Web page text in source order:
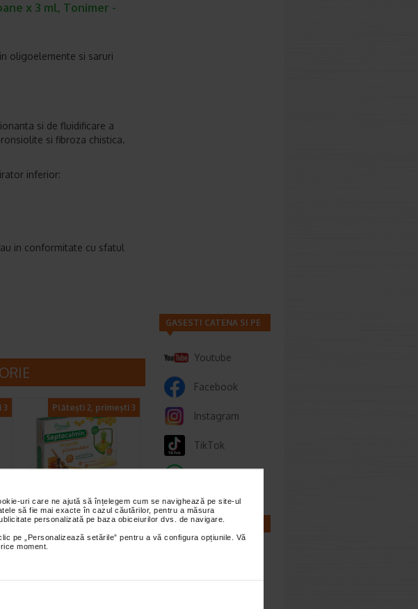
uri care ne ajută să înțelegem cum se navighează pe site-ul
să fie mai exacte în cazul căutărilor, pentru a măsura
personalizată pe baza obiceiurilor dvs. de navigare.
pe „Personalizează setările” pentru a vă configura opțiunile. Vă
moment.
x 3 ml, Tonimer -
oligoelemente si saruri
si de fluidificare a
si fibroza chistica.
inferior:
in conformitate cu sfatul
3 Plătești 2, primești 3
Septocalmin
propolis si lemn
dulce, 24 drajeuri…
Naturalis Septocalmin Propolis si
GASESTI CATENA SI PE
Youtube
Facebook
Instagram
TikTok
CALCULATOARE